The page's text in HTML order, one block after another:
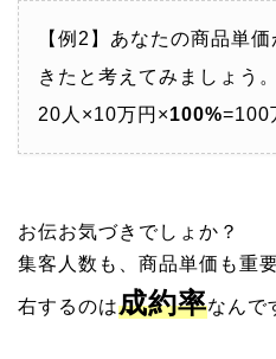
【例2】あなたの商品単
きたと考えてみましょう。
20人×10万円×100%=100
お伝お気づきでしょか？
集客人数も、商品単価も重
右するのは成約率なんで